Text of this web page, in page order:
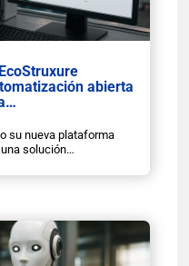
abierta
su nueva plataforma
solución…